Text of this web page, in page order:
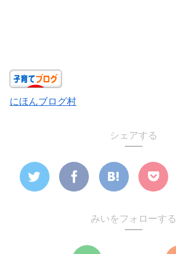
にほんブログ村
シェアする
みいをフォローする